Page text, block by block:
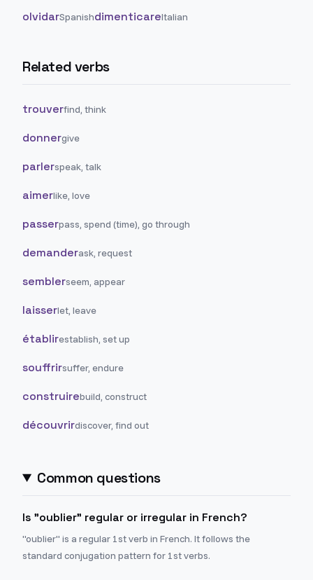
olvidarSpanishdimenticareItalian
Related verbs
trouverfind, think
donnergive
parlerspeak, talk
aimerlike, love
passerpass, spend (time), go through
demanderask, request
semblerseem, appear
laisserlet, leave
établirestablish, set up
souffrirsuffer, endure
construirebuild, construct
découvrirdiscover, find out
Common questions
Is "oublier" regular or irregular in French?
"oublier" is a regular 1st verb in French. It follows the
standard conjugation pattern for 1st verbs.